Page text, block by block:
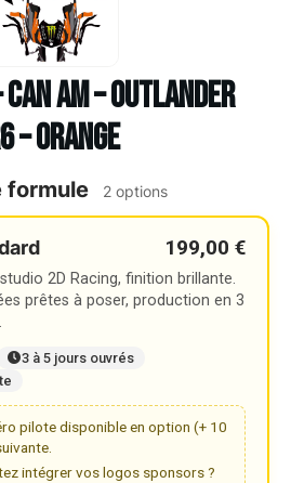
AM – OUTLANDER
ORANGE
formule 2 options
199,00 €
2D Racing, finition brillante.
prêtes à poser, production en 3
3 à 5 jours ouvrés
pilote disponible en option (+ 10
intégrer vos logos sponsors ?